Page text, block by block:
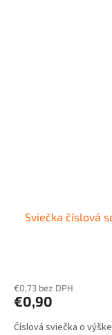
Sviečka číslová
€0,73 bez DPH
€0,90
Číslová sviečka o